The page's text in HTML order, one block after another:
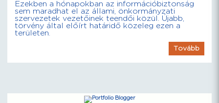
Ezekben a hónapokban az információbiztonság
sem maradhat el az állami, önkormányzati
szervezetek vezetőinek teendői közül. Újabb,
törvény által előírt határidő közeleg ezen a
területen.
Tovább